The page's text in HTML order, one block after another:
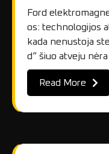
Ford
os: technologijos
kada nenustoja
d“ šiuo atveju nėra
Read More